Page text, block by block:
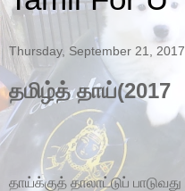
Thursday, September 21, 2017
தமிழ்த் தாய்(2017
தாய்க்குத் தாலாட்டுப் பாடுவது